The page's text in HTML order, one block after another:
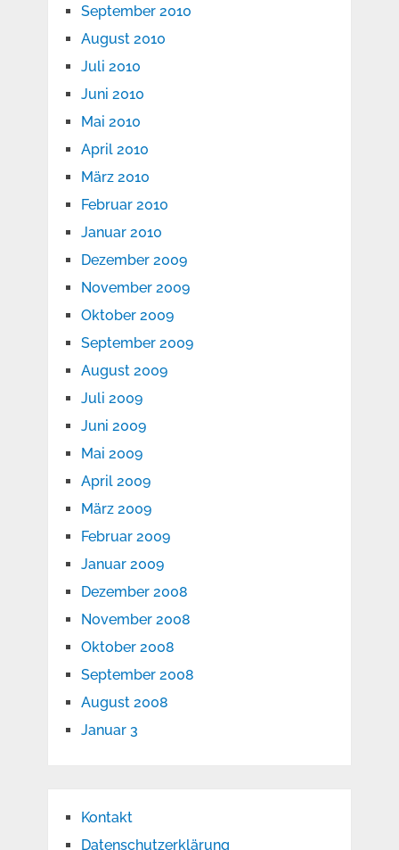
September 2010
August 2010
Juli 2010
Juni 2010
Mai 2010
April 2010
März 2010
Februar 2010
Januar 2010
Dezember 2009
November 2009
Oktober 2009
September 2009
August 2009
Juli 2009
Juni 2009
Mai 2009
April 2009
März 2009
Februar 2009
Januar 2009
Dezember 2008
November 2008
Oktober 2008
September 2008
August 2008
Januar 3
Kontakt
Datenschutzerklärung